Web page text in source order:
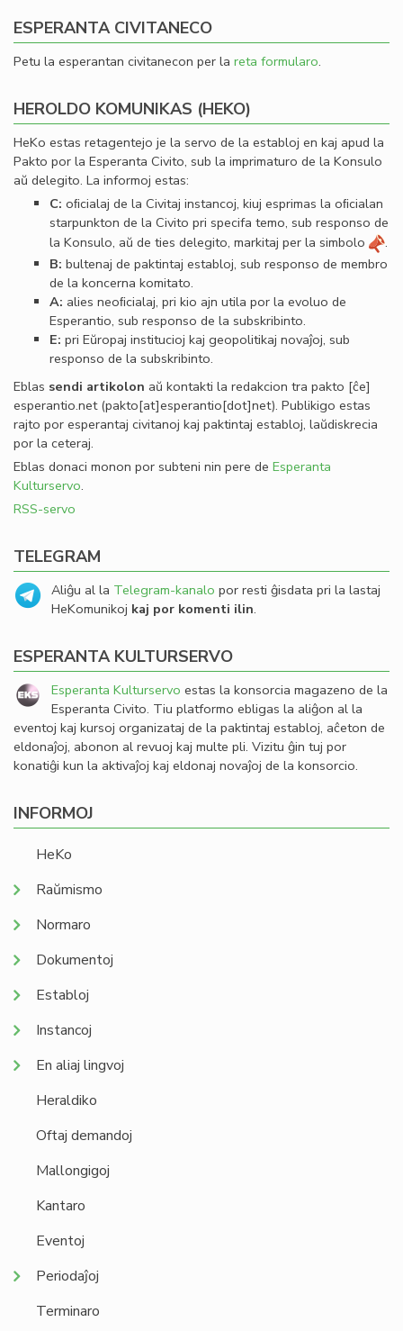
ESPERANTA CIVITANECO
Petu la esperantan civitanecon per la reta formularo.
HEROLDO KOMUNIKAS (HEKO)
HeKo estas retagentejo je la servo de la establoj en kaj apud la
Pakto por la Esperanta Civito, sub la imprimaturo de la Konsulo
aŭ delegito. La informoj estas:
C: oﬁcialaj de la Civitaj instancoj, kiuj esprimas la oﬁcialan
starpunkton de la Civito pri specifa temo, sub responso de
la Konsulo, aŭ de ties delegito, markitaj per la simbolo
.
B: bultenaj de paktintaj establoj, sub responso de membro
de la koncerna komitato.
A: alies neoﬁcialaj, pri kio ajn utila por la evoluo de
Esperantio, sub responso de la subskribinto.
E: pri Eŭropaj institucioj kaj geopolitikaj novaĵoj, sub
responso de la subskribinto.
Eblas sendi artikolon aŭ kontakti la redakcion tra pakto [ĉe]
esperantio.net(pakto[at]esperantio[dot]net). Publikigo estas
rajto por esperantaj civitanoj kaj paktintaj establoj, laŭdiskrecia
por la ceteraj.
Eblas donaci monon por subteni nin pere de Esperanta
Kulturservo.
RSS-servo
TELEGRAM
Aliĝu al la Telegram-kanalo por resti ĝisdata pri la lastaj
HeKomunikoj kaj por komenti ilin.
ESPERANTA KULTURSERVO
Esperanta Kulturservo estas la konsorcia magazeno de la
Esperanta Civito. Tiu platformo ebligas la aliĝon al la
eventoj kaj kursoj organizataj de la paktintaj establoj, aĉeton de
eldonaĵoj, abonon al revuoj kaj multe pli. Vizitu ĝin tuj por
konatiĝi kun la aktivaĵoj kaj eldonaj novaĵoj de la konsorcio.
INFORMOJ
HeKo
Raŭmismo
Normaro
Dokumentoj
Establoj
Instancoj
En aliaj lingvoj
Heraldiko
Oftaj demandoj
Mallongigoj
Kantaro
Eventoj
Periodaĵoj
Terminaro